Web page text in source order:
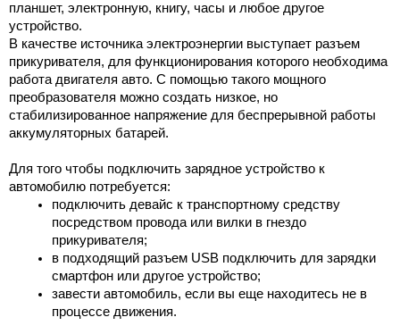
планшет, электронную, книгу, часы и любое другое
устройство.
В качестве источника электроэнергии выступает разъем
прикуривателя, для функционирования которого необходима
работа двигателя авто. С помощью такого мощного
преобразователя можно создать низкое, но
стабилизированное напряжение для беспрерывной работы
аккумуляторных батарей.
Для того чтобы подключить зарядное устройство к
автомобилю потребуется:
подключить девайс к транспортному средству
посредством провода или вилки в гнездо
прикуривателя;
в подходящий разъем USB подключить для зарядки
смартфон или другое устройство;
завести автомобиль, если вы еще находитесь не в
процессе движения.